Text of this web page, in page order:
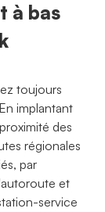
à bas
toujours
implantant
des
régionales
par
et
service